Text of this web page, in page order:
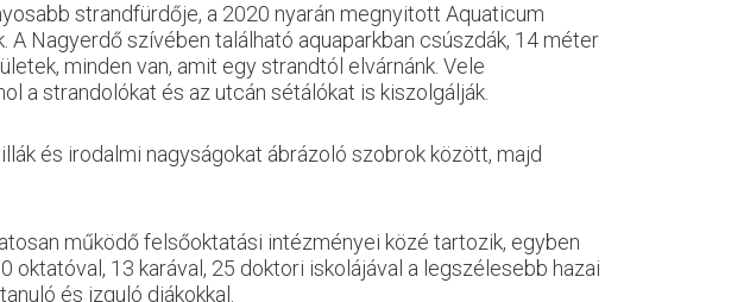
strandfürdője, a 2020 nyarán megnyitott Aquaticum
Nagyerdő szívében található aquaparkban csúszdák, 14 méter
minden van, amit egy strandtól elvárnánk. Vele
a strandolókat és az utcán sétálókat is kiszolgálják.
és irodalmi nagyságokat ábrázoló szobrok között, majd
működő felsőoktatási intézményei közé tartozik, egyben
13 karával, 25 doktori iskolájával a legszélesebb hazai
és izguló diákokkal.